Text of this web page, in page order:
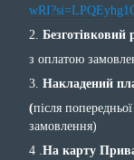
2. Безготівковий
з оплатою
3. Накладений
(після
замовлення)
4 . На карту